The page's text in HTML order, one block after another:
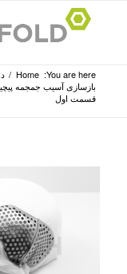
You are here:
Home
/
بازسازی آسیب جمجمه
قسمت اول